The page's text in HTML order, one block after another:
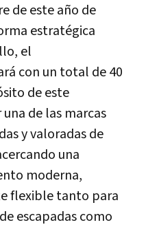
de este año de
estratégica
el
con un total de 40
de este
de las marcas
y valoradas de
una
moderna,
flexible tanto para
escapadas como